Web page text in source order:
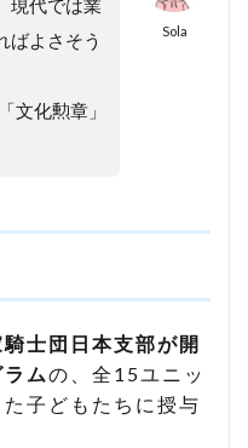
Sola
現代では業
ばよさそう
文化勲章」
士団日本支部が開
ムの、全15ユニッ
子どもたちに授与